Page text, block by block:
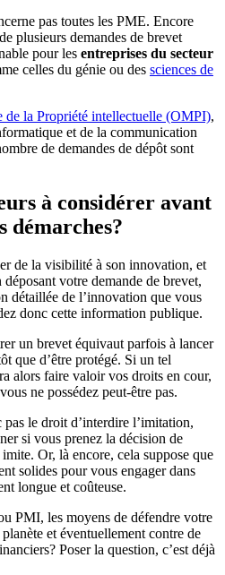
pas toutes les PME. Encore
plusieurs demandes de brevet
pour les entreprises du secteur
celles du génie ou des sciences de
de la Propriété intellectuelle (OMPI),
et de la communication
de demandes de dépôt sont
à considérer avant
démarches?
de la visibilité à son innovation, et
déposant votre demande de brevet,
détaillée de l’innovation que vous
donc cette information publique.
un brevet équivaut parfois à lancer
que d’être protégé. Si un tel
alors faire valoir vos droits en cour,
ne possédez peut-être pas.
le droit d’interdire l’imitation,
si vous prenez la décision de
Or, là encore, cela suppose que
solides pour vous engager dans
longue et coûteuse.
PMI, les moyens de défendre votre
et éventuellement contre de
Poser la question, c’est déjà